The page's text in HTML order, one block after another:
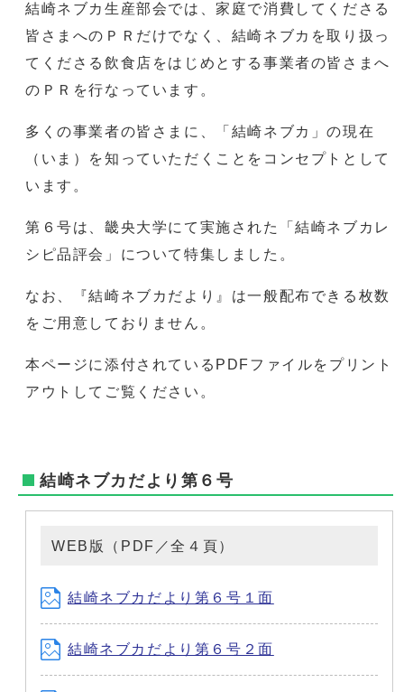
結崎ネブカ生産部会では、家庭で消費してくださる
皆さまへのＰＲだけでなく、結崎ネブカを取り扱っ
てくださる飲食店をはじめとする事業者の皆さまへ
のＰＲを行なっています。
多くの事業者の皆さまに、「結崎ネブカ」の現在
（いま）を知っていただくことをコンセプトとして
います。
第６号は、畿央大学にて実施された「結崎ネブカレ
シピ品評会」について特集しました。
なお、『結崎ネブカだより』は一般配布できる枚数
をご用意しておりません。
本ページに添付されているPDFファイルをプリント
アウトしてご覧ください。
結崎ネブカだより第６号
WEB版（PDF／全４頁）
結崎ネブカだより第６号１面
結崎ネブカだより第６号２面